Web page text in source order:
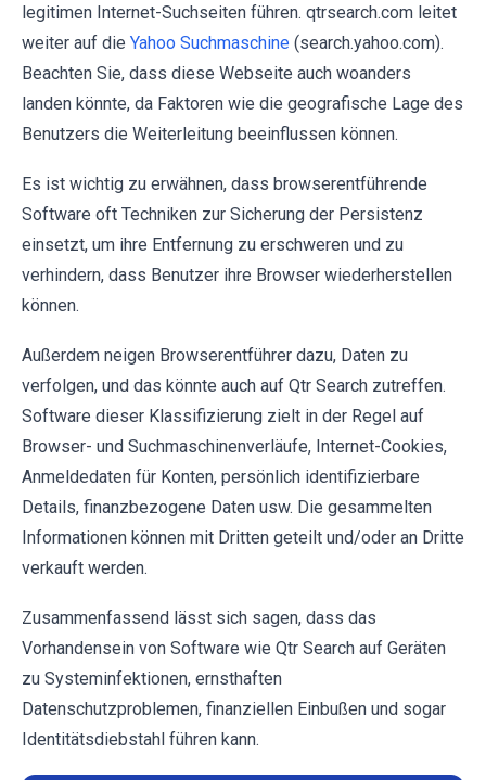
legitimen Internet-Suchseiten führen. qtrsearch.com leitet
weiter auf die Yahoo Suchmaschine (search.yahoo.com).
Beachten Sie, dass diese Webseite auch woanders
landen könnte, da Faktoren wie die geografische Lage des
Benutzers die Weiterleitung beeinflussen können.
Es ist wichtig zu erwähnen, dass browserentführende
Software oft Techniken zur Sicherung der Persistenz
einsetzt, um ihre Entfernung zu erschweren und zu
verhindern, dass Benutzer ihre Browser wiederherstellen
können.
Außerdem neigen Browserentführer dazu, Daten zu
verfolgen, und das könnte auch auf Qtr Search zutreffen.
Software dieser Klassifizierung zielt in der Regel auf
Browser- und Suchmaschinenverläufe, Internet-Cookies,
Anmeldedaten für Konten, persönlich identifizierbare
Details, finanzbezogene Daten usw. Die gesammelten
Informationen können mit Dritten geteilt und/oder an Dritte
verkauft werden.
Zusammenfassend lässt sich sagen, dass das
Vorhandensein von Software wie Qtr Search auf Geräten
zu Systeminfektionen, ernsthaften
Datenschutzproblemen, finanziellen Einbußen und sogar
Identitätsdiebstahl führen kann.